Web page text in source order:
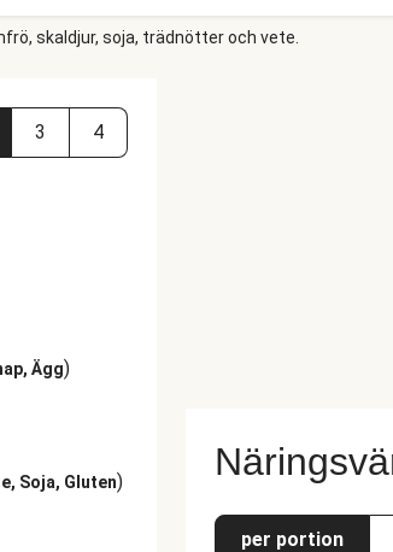
skaldjur, soja, trädnötter och vete.
3 4
Ägg)
Soja, Gluten)
per portion